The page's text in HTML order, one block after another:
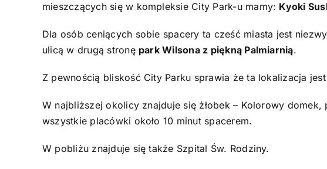
mieszczących się w kompleksie City Park-u mamy: Kyoki
Dla osób ceniących sobie spacery ta cześć miasta jest
ulicą w drugą stronę park Wilsona z piękną Palmiarnią.
Z pewnością bliskość City Parku sprawia że ta lokalizacja
W najbliższej okolicy znajduje się żłobek – Kolorowy domek,
wszystkie placówki około 10 minut spacerem.
W pobliżu znajduje się także Szpital Św. Rodziny.